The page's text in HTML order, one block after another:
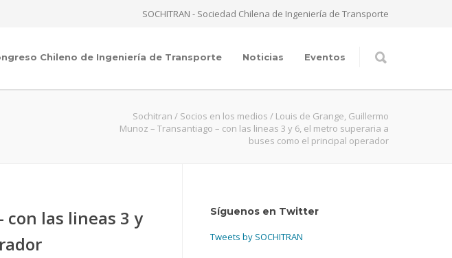
SOCHITRAN - Sociedad Chilena de Ingeniería de Transporte
Chileno de Ingeniería de Transporte Noticias Eventos
Sochitran / Socios en los medios / Louis de Grange, Guillermo
Munoz – Transantiago – con las lineas 3 y 6, el metro superaria a
buses como el principal operador
con las lineas 3 y
Síguenos en Twitter
Tweets by SOCHITRAN